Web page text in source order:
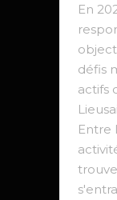
En
défis
actifs
Entre